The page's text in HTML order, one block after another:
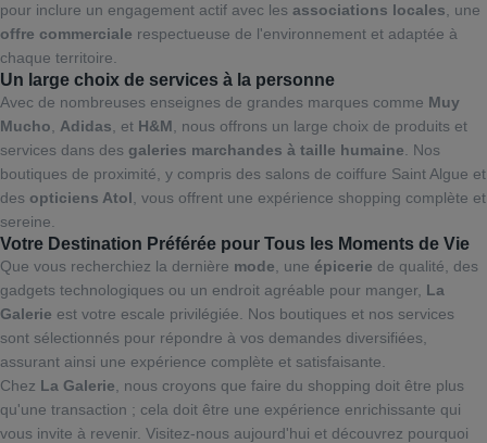
pour inclure un engagement actif avec les associations locales , une
offre commerciale respectueuse de l'environnement et adaptée à
chaque territoire.
Un large choix de services à la personne
Avec de nombreuses enseignes de grandes marques comme Muy
Mucho
Adidas , et H&M , nous offrons un large choix de produits et
services dans des galeries marchandes à taille humaine . Nos
boutiques de proximité, y compris des salons de coiffure Saint Algue et
des opticiens Atol , vous offrent une expérience shopping complète et
sereine.
Votre Destination Préférée pour Tous les Moments de Vie
Que vous recherchiez la dernière mode , une épicerie de qualité, des
gadgets technologiques ou un endroit agréable pour manger, La
Galerie est votre escale privilégiée. Nos boutiques et nos services
sont sélectionnés pour répondre à vos demandes diversifiées,
assurant ainsi une expérience complète et satisfaisante.
Chez La Galerie , nous croyons que faire du shopping doit être plus
qu'une transaction ; cela doit être une expérience enrichissante qui
vous invite à revenir. Visitez-nous aujourd'hui et découvrez pourquoi